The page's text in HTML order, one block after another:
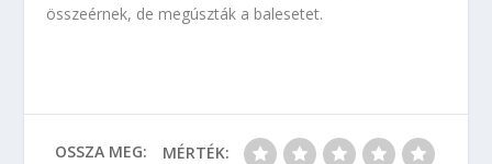
összeérnek, de megúszták a balesetet.
OSSZA MEG: MÉRTÉK: